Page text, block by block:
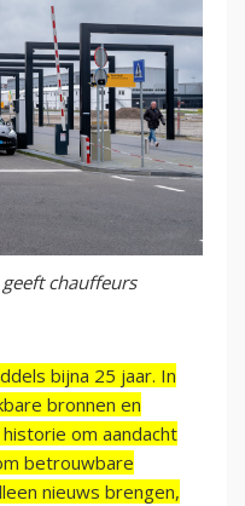
chauffeurs
bijna 25 jaar. In
bronnen en
om aandacht
betrouwbare
nieuws brengen,